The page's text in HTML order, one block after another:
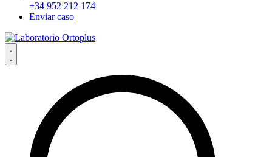
+34 952 212 174
Enviar caso